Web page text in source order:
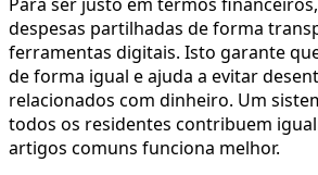
despesas partilhadas de forma
ferramentas digitais. Isto garante
de forma igual e ajuda a evitar
relacionados com dinheiro. Um
todos os residentes contribuem
artigos comuns funciona melhor.